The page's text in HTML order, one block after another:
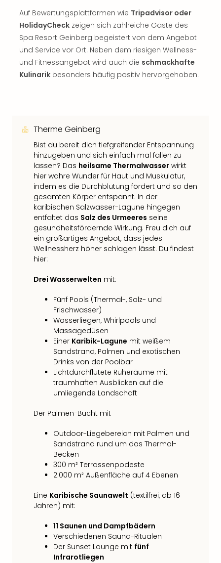
Auf Bewertungsplattformen wie Tripadvisor oder
HolidayCheck zeigen sich zahlreiche Gäste des
Spa Resort Geinberg begeistert von dem Angebot
und Service vor Ort. Neben dem riesigen Wellness-
und Fitnessangebot wird auch die schmackhafte
Kulinarik besonders häufig positiv hervorgehoben.
Therme Geinberg
Bist du bereit dich tiefgreifender Entspannung
hinzugeben und sich einfach mal fallen zu
lassen? Das heilsame Thermalwasser wirkt
hier wahre Wunder für Haut und Muskulatur,
indem es die Durchblutung fördert und so den
gesamten Körper entspannt. In der
karibischen Salzwasser-Lagune hingegen
entfaltet das Salz des Urmeeres seine
gesundheitsfördernde Wirkung. Freu dich auf
ein großartiges Angebot, dass jedes
Wellnessherz höher schlagen lässt. Du findest
hier:
Drei Wasserwelten mit:
Fünf Pools (Thermal-, Salz- und
Frischwasser)
Wasserliegen, Whirlpools und
Massagedüsen
Einer Karibik-Lagune mit weißem
Sandstrand, Palmen und exotischen
Drinks von der Poolbar
Lichtdurchflutete Ruheräume mit
traumhaften Ausblicken auf die
umliegende Landschaft
Der Palmen-Bucht mit
Outdoor-Liegebereich mit Palmen und
Sandstrand rund um das Thermal-
Becken
300 m² Terrassenpodeste
2.000 m² Außenfläche auf 4 Ebenen
Eine Karibische Saunawelt (textilfrei, ab 16
Jahren) mit:
11 Saunen und Dampfbädern
Verschiedenen Sauna-Ritualen
Der Sunset Lounge mit fünf
Infrarotliegen